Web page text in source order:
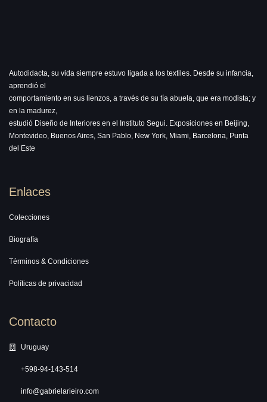
Autodidacta, su vida siempre estuvo ligada a los textiles. Desde su infancia,
aprendió el
comportamiento en sus lienzos, a través de su tía abuela, que era modista; y
en la madurez,
estudió Diseño de Interiores en el Instituto Segui. Exposiciones en Beijing,
Montevideo, Buenos Aires, San Pablo, New York, Miami, Barcelona, Punta
del Este
Enlaces
Colecciones
Biografía
Términos & Condiciones
Políticas de privacidad
Contacto
Uruguay
+598-94-143-514
info@gabrielarieiro.com